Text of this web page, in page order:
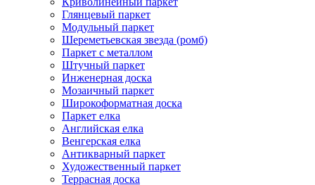
Глянцевый паркет
Модульный паркет
Шереметьевская звезда (ромб)
Паркет с металлом
Штучный паркет
Инженерная доска
Мозаичный паркет
Широкоформатная доска
Паркет елка
Английская елка
Венгерская елка
Антикварный паркет
Художественный паркет
Террасная доска